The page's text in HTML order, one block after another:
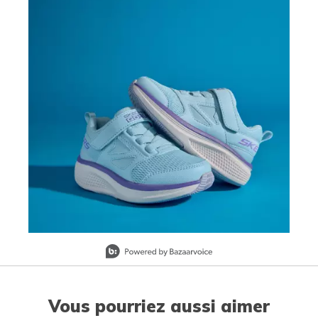
Vous pourriez aussi aimer